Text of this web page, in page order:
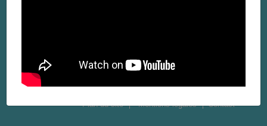
Plan du site Mentions légales Contact